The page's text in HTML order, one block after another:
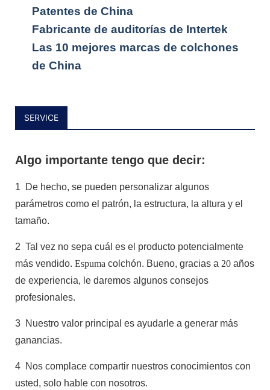
Patentes de China
Fabricante de auditorías de Intertek
Las 10 mejores marcas de colchones
de China
SERVICE
Algo importante tengo que decir:
1
De hecho, se pueden personalizar algunos
parámetros como el patrón, la estructura, la altura y el
tamaño.
2 Tal vez no sepa cuál es el producto potencialmente
más vendido. Espuma colchón. Bueno, gracias a 20 años
de experiencia, le daremos algunos consejos
profesionales.
3 Nuestro valor principal es ayudarle a generar más
ganancias.
4 Nos complace compartir nuestros conocimientos con
usted, solo hable con nosotros.